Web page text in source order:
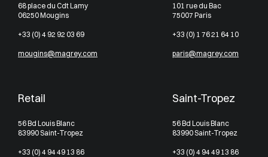
68 place du Cdt Lamy
06250 Mougins
+33 (0) 4 92 92 03 69
mougins@magrey.com
101 rue du Bac
75007 Paris
+33 (0) 1 76 21 64 10
paris@magrey.com
Retail
56 Bd Louis Blanc
83990 Saint-Tropez
+33 (0) 4 94 49 13 86
Saint-Tropez
56 Bd Louis Blanc
83990 Saint-Tropez
+33 (0) 4 94 49 13 86